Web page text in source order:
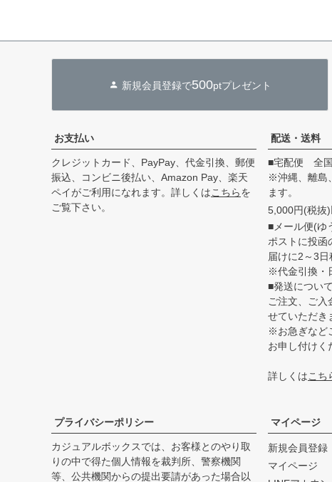
新規会員登録で500ptプレゼント
お支払い
クレジットカード、PayPay、代金引換、郵便
振込、コンビニ後払い、Amazon Pay、楽天
ペイがご利用になれます。詳しくはこちらを
ご覧下さい。
配送・送料
■宅配便 全
※沖縄、離島
ます。
5,000円(税抜
■メール便(
ポストに投函
届けに2～3日
※代金引換・
■発送について
ご注文、ご入
せていただき
※お急ぎなど
お申し付けく
詳しくはこち
プライバシーポリシー
カジュアルボックスでは、お客様とのやり取
りの中で得た個人情報を裁判所、警察機関
等、公共機関からの提出要請があった場合以
マイページ
新規会員登録
マイページ